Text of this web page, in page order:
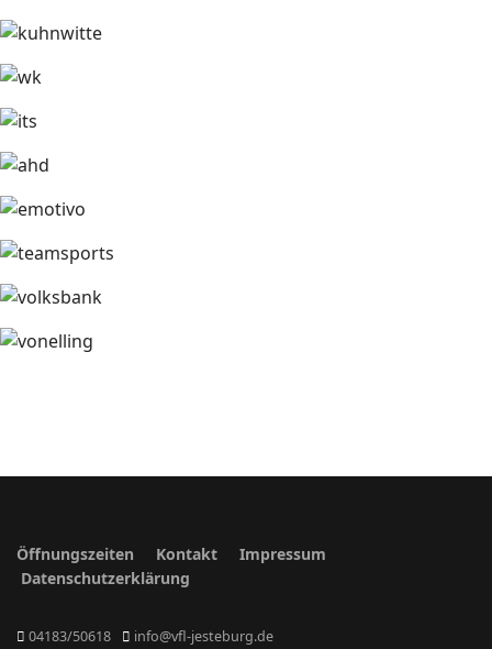
Öffnungszeiten Kontakt
Impressum
Datenschutzerklärung
04183/50618 info@vfl-jesteburg.de